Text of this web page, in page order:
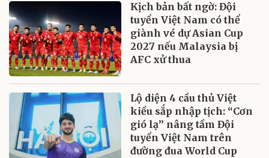
Kịch bản bất ngờ: Đội
tuyển Việt Nam có thể
giành vé dự Asian Cup
2027 nếu Malaysia bị
AFC xử thua
Lộ diện 4 cầu thủ Việt
kiều sắp nhập tịch: “Cơn
gió lạ” nâng tầm Đội
tuyển Việt Nam trên
đường đua World Cup